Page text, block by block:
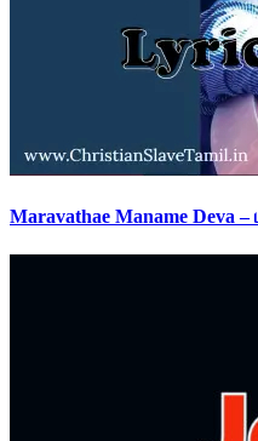
Maravathae Maname Deva